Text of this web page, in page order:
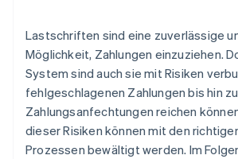
Lastschriften sind eine zuverlässige
Möglichkeit, Zahlungen einzuziehen.
System sind auch sie mit Risiken
fehlgeschlagenen Zahlungen bis hin zu
Zahlungsanfechtungen reichen
dieser Risiken können mit den
Prozessen bewältigt werden. Im